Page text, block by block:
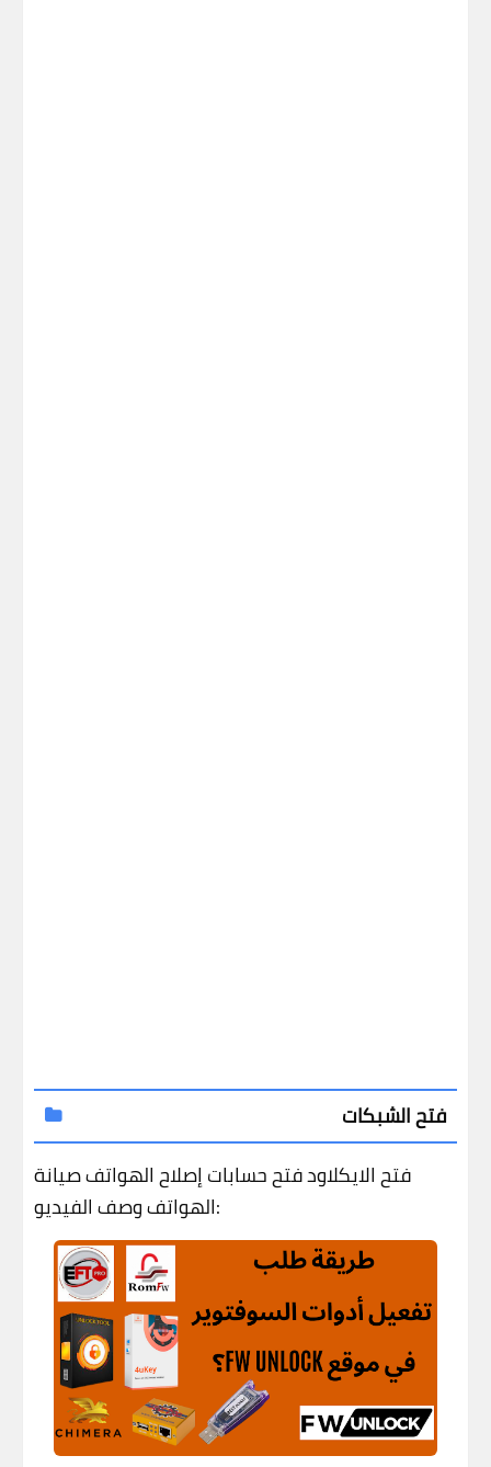
فتح الشبكات
فتح الايكلاودفتح حساباتإصلاح الهواتفصيانة
الهواتفوصف الفيديو: